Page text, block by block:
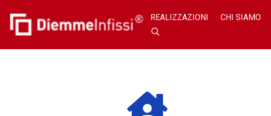
REALIZZAZIONI CHI SIAMO